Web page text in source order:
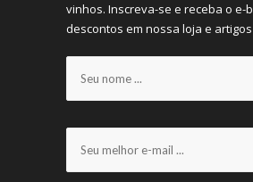
vinhos. Inscreva-se e receba o e-
descontos em nossa loja e